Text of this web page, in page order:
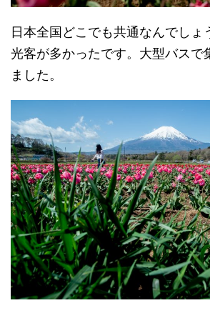
日本全国どこでも共通なんでしょ
光客が多かったです。大型バスで
ました。